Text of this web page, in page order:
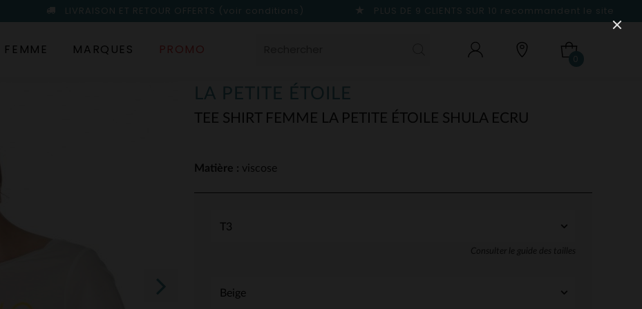
LIVRAISON ET RETOUR OFFERTS (voir conditions) PLUS DE 9 CLIENTS SUR 10 recommandent le site
FEMME MARQUES PROMO
0
LA PETITE ÉTOILE
TEE SHIRT FEMME LA PETITE ÉTOILE SHULA ECRU
Matière : viscose
Consulter le guide des tailles